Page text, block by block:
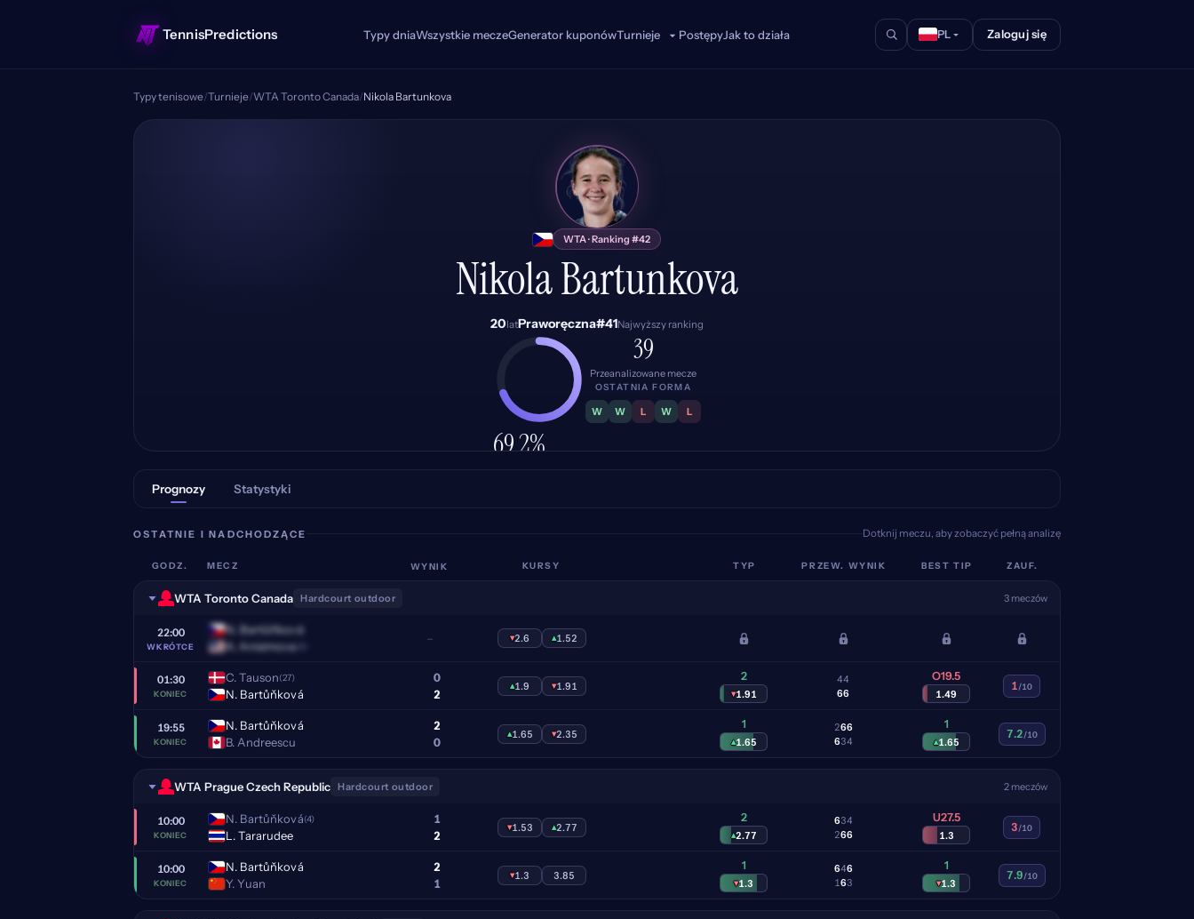
TennisPredictions Typy dniaWszystkie meczeGenerator kuponówTurnieje PostępyJak to działa PL Zaloguj się
Typy tenisowe/Turnieje/WTA Toronto Canada/Nikola Bartunkova
NB
WTA · Ranking #42
Nikola Bartunkova
20latPraworęczna#41Najwyższy ranking
69.2%
39
Przeanalizowane mecze
OSTATNIA FORMA
W W L W L
Prognozy Statystyki
OSTATNIE I NADCHODZĄCE Dotknij meczu, aby zobaczyć pełną analizę
GODZ. MECZ WYNIK KURSY TYP PRZEW. WYNIK BEST TIP ZAUF.
WTA Toronto Canada Hardcourt outdoor 3 meczów
22:00
WKRÓTCE
N. Bartůňková
A. Anisimova(8)
– ▾2.6 ▴1.52
01:30
KONIEC
C. Tauson(27)
N. Bartůňková
0
2
▴1.9 ▾1.91
2
▾1.91
4
6
4
6
O19.5
1.49
1/10
19:55
KONIEC
N. Bartůňková
B. Andreescu
2
0
▴1.65 ▾2.35
1
▴1.65
2
6
6
3
6
4
1
▴1.65
7.2/10
WTA Prague Czech Republic Hardcourt outdoor 2 meczów
10:00
KONIEC
N. Bartůňková(4)
L. Tararudee
1
2
▾1.53 ▴2.77
2
▴2.77
6
2
3
6
4
6
U27.5
1.3
3/10
10:00
KONIEC
N. Bartůňková
Y. Yuan
2
1
▾1.3 3.85
1
▾1.3
6
1
4
6
6
3
1
▾1.3
7.9/10